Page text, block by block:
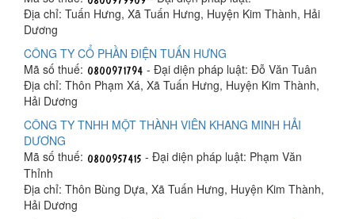
Địa chỉ: Tuấn Hưng, Xã Tuấn Hưng, Huyện Kim Thành, Hải
Dương
CÔNG TY CỔ PHẦN ĐIỆN TUẤN HƯNG
Mã số thuế:
- Đại diện pháp luật: Đỗ Văn Tuân
Địa chỉ: Thôn Phạm Xá, Xã Tuấn Hưng, Huyện Kim Thành,
Hải Dương
CÔNG TY TNHH MỘT THÀNH VIÊN KHANG MINH HẢI
DƯƠNG
Mã số thuế:
- Đại diện pháp luật: Phạm Văn
Thỉnh
Địa chỉ: Thôn Bùng Dựa, Xã Tuấn Hưng, Huyện Kim Thành,
Hải Dương